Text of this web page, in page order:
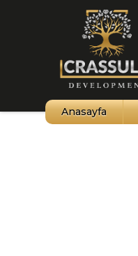
Anasayfa